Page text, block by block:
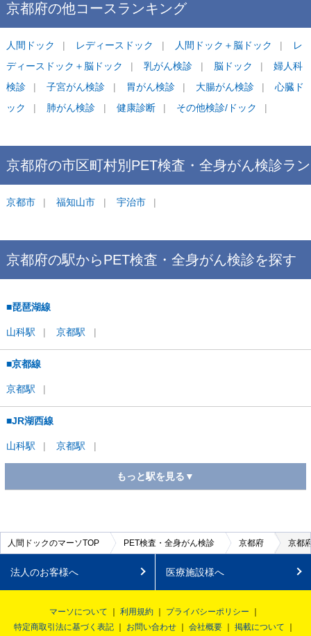
京都府の他コースランキング
人間ドック レディースドック 人間ドック＋脳ドック
レ
ディースドック＋脳ドック
乳がん検診 脳ドック
婦人科
検診
子宮がん検診 胃がん検診 大腸がん検診
心臓ド
ック
肺がん検診 健康診断 その他検診/ドック
京都府の市区町村別 PET検査・全身がん検診ラン
キング
京都市 福知山市 宇治市
京都府の駅からPET検査・全身がん検診を探す
■琵琶湖線
山科駅 京都駅
■京都線
京都駅
■JR湖西線
山科駅 京都駅
もっと駅を見る▼
京都駅
■JR山陰本線(園部～豊岡)
人間ドックのマーソTOP PET検査・全身がん検診 京都府 京都
法人のお客様へ 医療施設様へ
マーソについて 利用規約
プライバシーポリシー
特定商取引法に基づく表記
お問い合わせ 会社概要 掲載について